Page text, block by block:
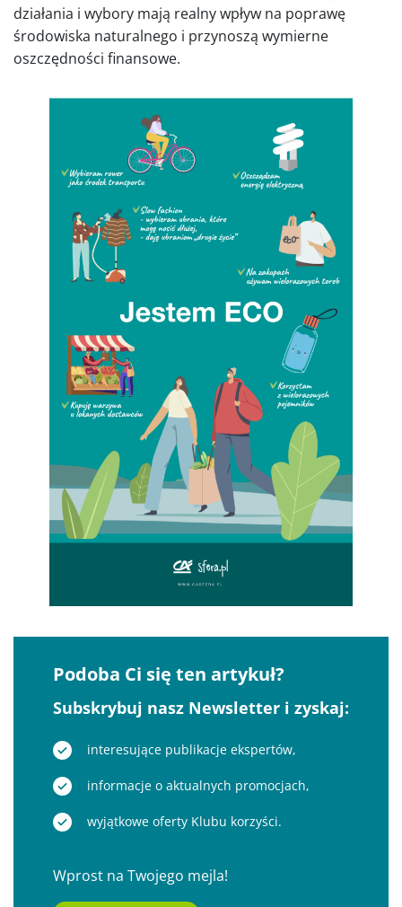
działania i wybory mają realny wpływ na poprawę
środowiska naturalnego i przynoszą wymierne
oszczędności finansowe.
Podoba Ci się ten artykuł?
Subskrybuj nasz Newsletter i zyskaj:
interesujące publikacje ekspertów,
informacje o aktualnych promocjach,
wyjątkowe oferty Klubu korzyści.
Wprost na Twojego mejla!